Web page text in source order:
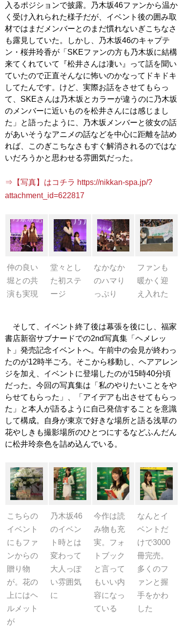
入るポジションで披露。乃木坂46ファンから温か
く受け入れられた様子だが、イベント後の囲み取
材ではまだメンバーとのまだ慣れないぎこちなさ
も露見していた。しかし、乃木坂46のキャプテ
ン・桜井玲香が「SKEファンの方も乃木坂に結構
来てくれていて『松井さんは凄い』って話を聞い
ていたので正直そんなに怖いのかなってドキドキ
してたんです。けど、実際お話をさせてもらっ
て、SKEさんは乃木坂とカラーが違うのに乃木坂
のメンバーに近いものを松井さんには感じまし
た」と語ったように、乃木坂メンバーと彼女の話
があいそうなアニメの話などを中心に距離を詰め
れば、このぎこちなさもすぐ解消されるのではな
いだろうかと思わせる雰囲気だった。
⇒【写真】はコチラ https://nikkan-spa.jp/?
attachment_id=622817
仲の良い
堀との共
演も実現
堂々とし
た初ステ
ージ
なかなか
のハマり
っぷり
ファンも
暖かく迎
え入れた
そして、イベント終了後は幕張を後にし、福家
書店新宿サブナードでの2nd写真集「ヘメレッ
ト」発売記念イベントへ。午前中の会見が終わっ
たのが12時半ごろ。そこから移動し、ヘアアレン
ジを加え、イベントに登場したのが15時40分頃
だった。今回の写真集は「私のやりたいことをや
らせてもらった」、「アイデアも出させてもらっ
た」と本人が語るように自己発信することを意識
して構成。自身が東京で好きな場所と語る浅草の
花やしきも撮影場所のひとつにするなどふんだん
に松井玲奈色を詰め込んでいる。
こちらの
イベント
にもファ
ンからの
贈り物
が。花の
上にはヘ
ルメット
が
乃木坂46
のイベン
ト時とは
変わって
大人っぽ
い雰囲気
に
今作は読
み物も充
実。フォ
トブック
と言って
もいい内
容になっ
ている
なんとイ
ベントだ
けで3000
冊完売。
多くのフ
ァンと握
手をかわ
した